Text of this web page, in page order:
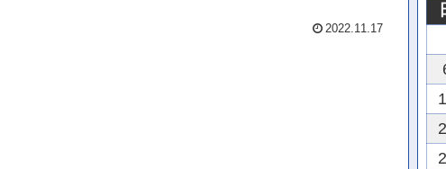
2022.11.17